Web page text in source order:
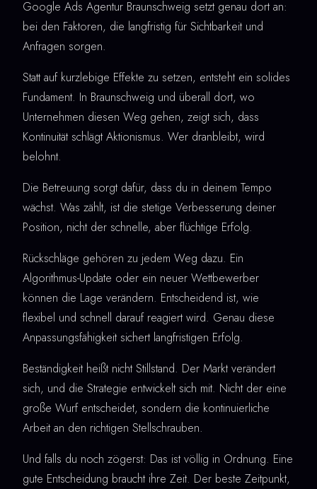
Google Ads Agentur Braunschweig setzt genau dort an:
bei den Faktoren, die langfristig für Sichtbarkeit und
Anfragen sorgen.
Statt auf kurzlebige Effekte zu setzen, entsteht ein solides
Fundament. In Braunschweig und überall dort, wo
Unternehmen diesen Weg gehen, zeigt sich, dass
Kontinuität schlägt Aktionismus. Wer dranbleibt, wird
belohnt.
Die Betreuung sorgt dafür, dass du in deinem Tempo
wächst. Was zählt, ist die stetige Verbesserung deiner
Position, nicht der schnelle, aber flüchtige Erfolg.
Rückschläge gehören zu jedem Weg dazu. Ein
Algorithmus-Update oder ein neuer Wettbewerber
können die Lage verändern. Entscheidend ist, wie
flexibel und schnell darauf reagiert wird. Genau diese
Anpassungsfähigkeit sichert langfristigen Erfolg.
Beständigkeit heißt nicht Stillstand. Der Markt verändert
sich, und die Strategie entwickelt sich mit. Nicht der eine
große Wurf entscheidet, sondern die kontinuierliche
Arbeit an den richtigen Stellschrauben.
Und falls du noch zögerst: Das ist völlig in Ordnung. Eine
gute Entscheidung braucht ihre Zeit. Der beste Zeitpunkt,